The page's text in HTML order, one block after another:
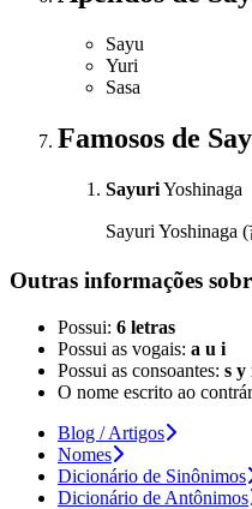
Sayu
Yuri
Sasa
Famosos de
SayuriYoshinaga
Sayuri Yoshinaga
Outras informações
Possui: 6 letras
Possui as vogais: a u i
Possui as consoantes: s y
O nome escrito ao
Blog / Artigos
Nomes
Dicionário de Sinônimos
Dicionário de Antônimos